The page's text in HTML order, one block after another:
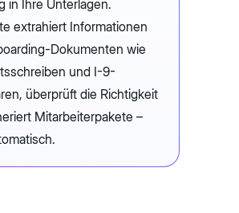
in Ihre Unterlagen.
extrahiert Informationen
Dokumenten wie
und I-9-
überprüft die Richtigkeit
Mitarbeiterpakete –